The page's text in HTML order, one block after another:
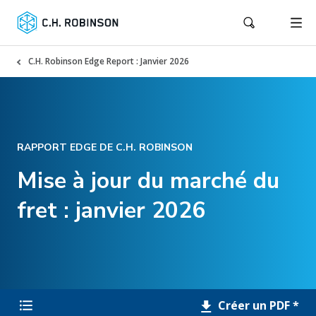
C.H. Robinson Edge Report : Janvier 2026
RAPPORT EDGE DE C.H. ROBINSON
Mise à jour du marché du
fret : janvier 2026
Créer un PDF *